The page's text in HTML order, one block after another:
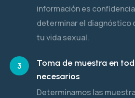
información es
determinar el diagnóstico
tu vida sexual.
3
Toma de muestra en
necesarios
Determinamos las